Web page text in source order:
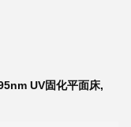
UV固化平面床,